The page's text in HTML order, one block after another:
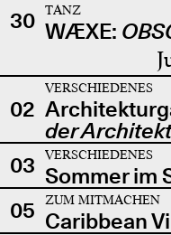
30
TANZ
WÆXE:
02
VERSCHIEDENES
der
03
VERSCHIEDENES
Sommer im
05
ZUM MITMACHEN
Caribbean